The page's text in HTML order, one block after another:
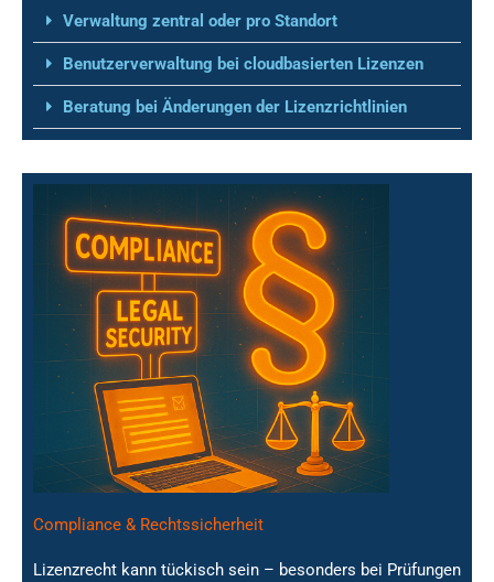
Verwaltung zentral oder pro Standort
Benutzerverwaltung bei cloudbasierten Lizenzen
Beratung bei Änderungen der Lizenzrichtlinien
Compliance & Rechtssicherheit
Lizenzrecht kann tückisch sein – besonders bei Prüfungen